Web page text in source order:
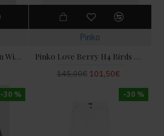
Pinko Wanda Waist Down Wide Leg Τζιν Παντελόνι
Pinko
Pinko Love Berry H4 Birds Buckle Black/Brown Leather Ζώνη
145,00€ 101,50€
-30 % -30 %